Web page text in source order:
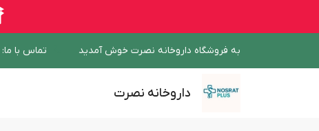
به فروشگاه داروخانه نصرت خوش آمدید تماس با ما:
داروخانه نصرت